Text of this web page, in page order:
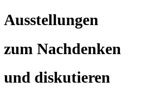
Ausstellungen
zum Nachdenken
und diskutieren